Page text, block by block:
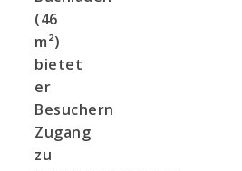
(46
m²)
bietet
er
Besuchern
Zugang
zu